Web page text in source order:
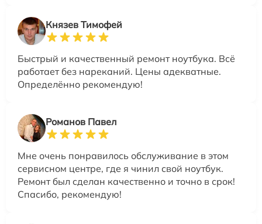
Князев Тимофей
Быстрый и качественный ремонт ноутбука. Всё
работает без нареканий. Цены адекватные.
Определённо рекомендую!
Романов Павел
Мне очень понравилось обслуживание в этом
сервисном центре, где я чинил свой ноутбук.
Ремонт был сделан качественно и точно в срок!
Спасибо, рекомендую!